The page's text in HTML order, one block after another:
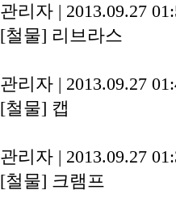
관리자 | 2013.09.27
[철물] 리브라스
관리자 | 2013.09.27
[철물] 캡
관리자 | 2013.09.27
[철물] 크램프